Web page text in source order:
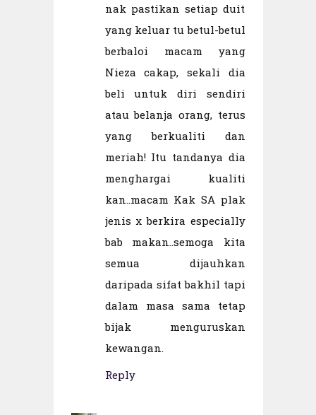
nak pastikan setiap duit
yang keluar tu betul-betul
berbaloi macam yang
Nieza cakap, sekali dia
beli untuk diri sendiri
atau belanja orang, terus
yang berkualiti dan
meriah! Itu tandanya dia
menghargai kualiti
kan..macam Kak SA plak
jenis x berkira especially
bab makan..semoga kita
semua dijauhkan
daripada sifat bakhil tapi
dalam masa sama tetap
bijak menguruskan
kewangan.
Reply